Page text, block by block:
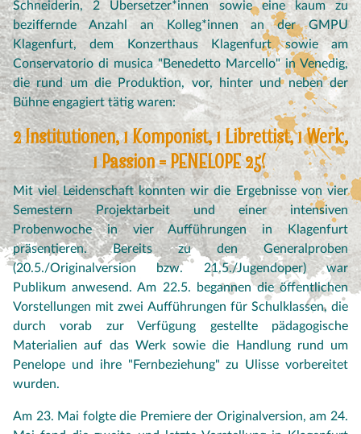
Schneiderin, 2 Übersetzer*innen sowie eine kaum zu
beziffernde Anzahl an Kolleg*innen an der GMPU
Klagenfurt, dem Konzerthaus Klagenfurt sowie am
Conservatorio di musica "Benedetto Marcello" in Venedig,
die rund um die Produktion, vor, hinter und neben der
Bühne engagiert tätig waren:
2 Institutionen, 1 Komponist, 1 Librettist, 1 Werk,
1 Passion = PENELOPE 25!
Mit viel Leidenschaft konnten wir die Ergebnisse von vier
Semestern Projektarbeit und einer intensiven
Probenwoche in vier Aufführungen in Klagenfurt
präsentieren. Bereits zu den Generalproben
(20.5./Originalversion bzw. 21.5./Jugendoper) war
Publikum anwesend. Am 22.5. begannen die öffentlichen
Vorstellungen mit zwei Aufführungen für Schulklassen, die
durch vorab zur Verfügung gestellte pädagogische
Materialien auf das Werk sowie die Handlung rund um
Penelope und ihre "Fernbeziehung" zu Ulisse vorbereitet
wurden.
Am 23. Mai folgte die Premiere der Originalversion, am 24.